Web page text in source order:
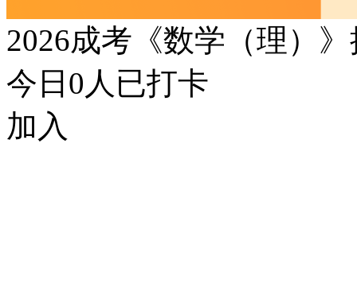
2026成考《数学（理）
今日 0 人已打卡
加入